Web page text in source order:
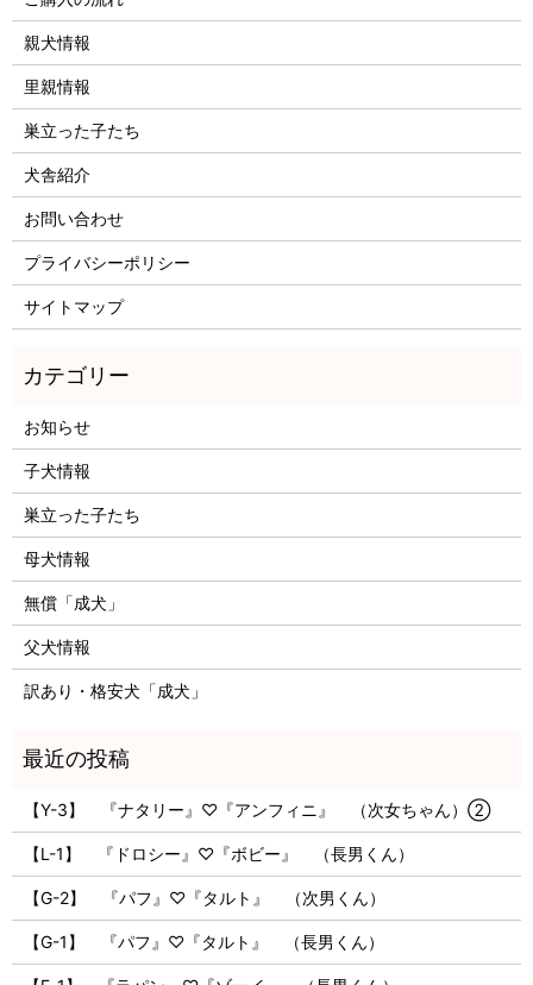
親犬情報
里親情報
巣立った子たち
犬舎紹介
お問い合わせ
プライバシーポリシー
サイトマップ
お知らせ
子犬情報
巣立った子たち
母犬情報
無償「成犬」
父犬情報
訳あり・格安犬「成犬」
【Y-3】 『ナタリー』♡『アンフィニ』 （次女ちゃん）②
【L-1】 『ドロシー』♡『ボビー』 （長男くん）
【G-2】 『パフ』♡『タルト』 （次男くん）
【G-1】 『パフ』♡『タルト』 （長男くん）